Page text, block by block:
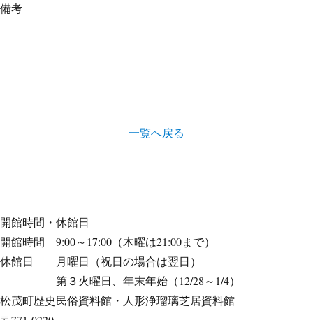
備考
一覧へ戻る
開館時間・休館日
開館時間 9:00～17:00（木曜は21:00まで）
休館日 月曜日（祝日の場合は翌日）
第３火曜日、年末年始（12/28～1/4）
松茂町歴史民俗資料館・人形浄瑠璃芝居資料館